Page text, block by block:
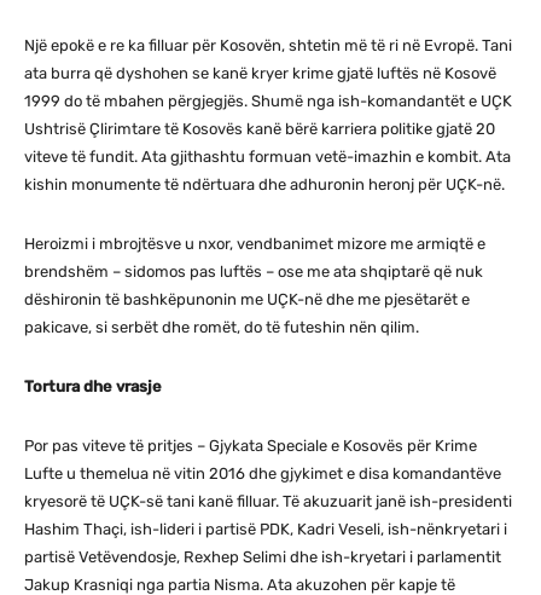
Një epokë e re ka filluar për Kosovën, shtetin më të ri në Evropë. Tani
ata burra që dyshohen se kanë kryer krime gjatë luftës në Kosovë
1999 do të mbahen përgjegjës. Shumë nga ish-komandantët e UÇK
Ushtrisë Çlirimtare të Kosovës kanë bërë karriera politike gjatë 20
viteve të fundit. Ata gjithashtu formuan vetë-imazhin e kombit. Ata
kishin monumente të ndërtuara dhe adhuronin heronj për UÇK-në.
Heroizmi i mbrojtësve u nxor, vendbanimet mizore me armiqtë e
brendshëm – sidomos pas luftës – ose me ata shqiptarë që nuk
dëshironin të bashkëpunonin me UÇK-në dhe me pjesëtarët e
pakicave, si serbët dhe romët, do të futeshin nën qilim.
Tortura dhe vrasje
Por pas viteve të pritjes – Gjykata Speciale e Kosovës për Krime
Lufte u themelua në vitin 2016 dhe gjykimet e disa komandantëve
kryesorë të UÇK-së tani kanë filluar. Të akuzuarit janë ish-presidenti
Hashim Thaçi, ish-lideri i partisë PDK, Kadri Veseli, ish-nënkryetari i
partisë Vetëvendosje, Rexhep Selimi dhe ish-kryetari i parlamentit
Jakup Krasniqi nga partia Nisma. Ata akuzohen për kapje të